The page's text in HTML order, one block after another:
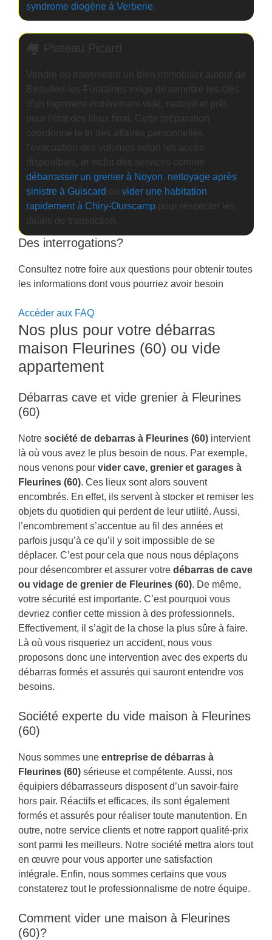
syndrome diogène à Verberie.
🏘️ Plateau Picard
Vendre ou transmettre un bien immobilier autour de
Beaulieu-les-Fontaines exige de remettre les clés
d'un logement entièrement vidé, nettoyé et prêt
pour l'état des lieux final. Cette préparation
coordonne le tri des affaires personnelles,
l'évacuation des volumes selon les accès
disponibles, et inclut des services comme
débarrasser un grenier à Noyon, nettoyage après
sinistre à Guiscard ou vider une habitation
rapidement à Chiry-Ourscamppour respecter les
délais de transaction.
Des interrogations?
Consultez notre foire aux questions pour obtenir toutes
les informations dont vous pourriez avoir besoin
Accéder aux FAQ
Nos plus pour votre débarras
maison Fleurines (60) ou vide
appartement
Débarras cave et vide grenier à Fleurines
(60)
Notre société de debarras à Fleurines (60) intervient
là où vous avez le plus besoin de nous. Par exemple,
nous venons pour vider cave, grenier et garages à
Fleurines (60). Ces lieux sont alors souvent
encombrés. En effet, ils servent à stocker et remiser les
objets du quotidien qui perdent de leur utilité. Aussi,
l’encombrement s’accentue au fil des années et
parfois jusqu’à ce qu’il y soit impossible de se
déplacer. C’est pour cela que nous nous déplaçons
pour désencombrer et assurer votre débarras de cave
ou vidage de grenier de Fleurines (60). De même,
votre sécurité est importante. C’est pourquoi vous
devriez confier cette mission à des professionnels.
Effectivement, il s’agit de la chose la plus sûre à faire.
Là où vous risqueriez un accident, nous vous
proposons donc une intervention avec des experts du
débarras formés et assurés qui sauront entendre vos
besoins.
Société experte du vide maison à Fleurines
(60)
Nous sommes une entreprise de débarras à
Fleurines (60) sérieuse et compétente. Aussi, nos
équipiers débarrasseurs disposent d’un savoir-faire
hors pair. Réactifs et efficaces, ils sont également
formés et assurés pour réaliser toute manutention. En
outre, notre service clients et notre rapport qualité-prix
sont parmi les meilleurs. Notre société mettra alors tout
en œuvre pour vous apporter une satisfaction
intégrale. Enfin, nous sommes certains que vous
constaterez tout le professionnalisme de notre équipe.
Comment vider une maison à Fleurines
(60)?